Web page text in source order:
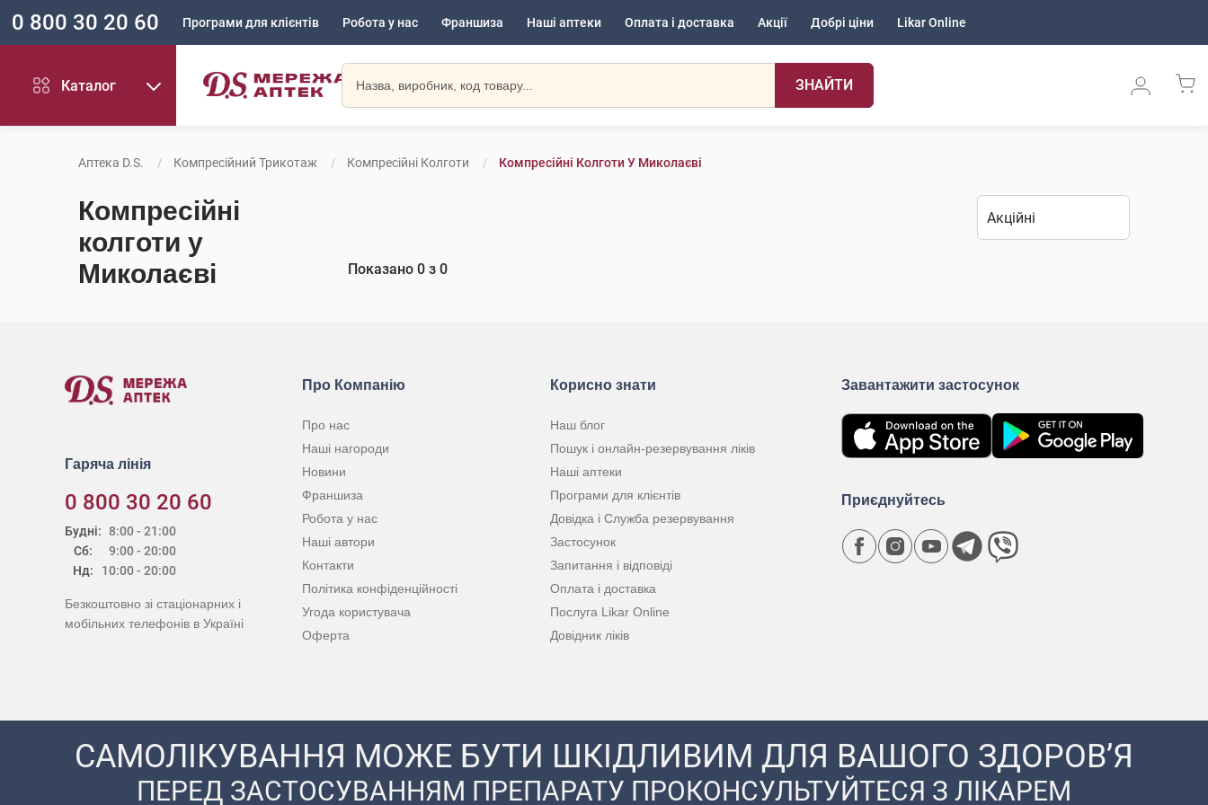
0 800 30 20 60 Програми для клієнтів Робота у нас Франшиза Наші аптеки Оплата і доставка Акції Добрі ціни Likar Online
Каталог ЗНАЙТИ
Аптека D.S. Компресійний Трикотаж Компресійні Колготи Компресійні Колготи У Миколаєві
Компресійні
колготи у
Миколаєві
Показано 0 з 0
Гаряча лінія
0 800 30 20 60
Будні:
Сб:
Нд:
8:00 - 21:00
9:00 - 20:00
10:00 - 20:00
Безкоштовно зі стаціонарних і
мобільних телефонів в Україні
Про Компанію
Про нас
Наші нагороди
Новини
Франшиза
Робота у нас
Наші автори
Контакти
Політика конфіденційності
Угода користувача
Оферта
Корисно знати
Наш блог
Пошук і онлайн-резервування ліків
Наші аптеки
Програми для клієнтів
Довідка і Служба резервування
Застосунок
Запитання і відповіді
Оплата і доставка
Послуга Likar Online
Довідник ліків
Завантажити застосунок
Приєднуйтесь
САМОЛІКУВАННЯ МОЖЕ БУТИ ШКІДЛИВИМ ДЛЯ ВАШОГО ЗДОРОВ’Я
ПЕРЕД ЗАСТОСУВАННЯМ ПРЕПАРАТУ ПРОКОНСУЛЬТУЙТЕСЯ З ЛІКАРЕМ